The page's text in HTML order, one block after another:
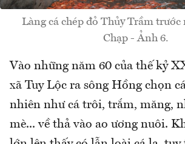
Làng cá chép đỏ Thủy Trầm trước
Chạp - Ảnh 6.
Vào những năm 60 của thế kỷ
xã Tuy Lộc ra sông Hồng chọn
nhiên như cá trôi, trắm, măng,
mè... về thả vào ao ương nuôi.